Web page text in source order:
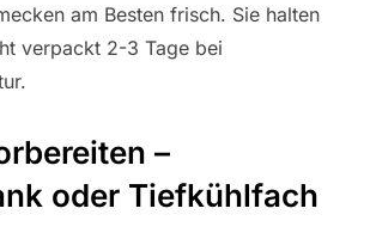
am Besten frisch. Sie halten
verpackt 2-3 Tage bei
–
oder Tiefkühlfach